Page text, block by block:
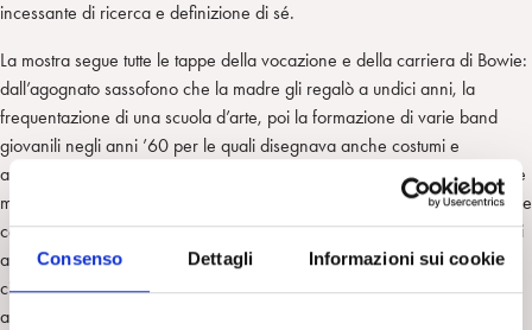
Consenso Dettagli Informazioni sui cookie
incessante di ricerca e definizione di sé.
La mostra segue tutte le tappe della vocazione e della carriera di Bowie:
dall’agognato sassofono che la madre gli regalò a undici anni, la
frequentazione di una scuola d’arte, poi la formazione di varie band
giovanili negli anni ’60 per le quali disegnava anche costumi e
allestimenti del palco, mostrando fin d’allora quell’aspirazione a fondere
musica e performance poi espressa nella spettacolarità teatrale delle sue
celebri esibizioni che, insieme alla sua musica, ne hanno fatto uno degli
artisti più innovativi e influenti del panorama pop rock degli ultimo
cinquant’anni. I curatori della mostra hanno anche documentato
ampiamente la poliedricità dell’artista Bowie, che studiò mimo con